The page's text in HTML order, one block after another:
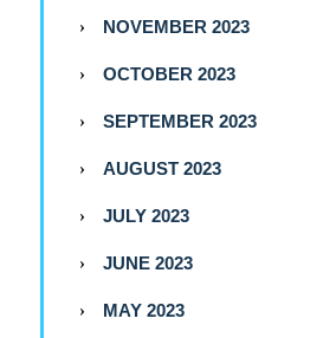
NOVEMBER 2023
OCTOBER 2023
SEPTEMBER 2023
AUGUST 2023
JULY 2023
JUNE 2023
MAY 2023